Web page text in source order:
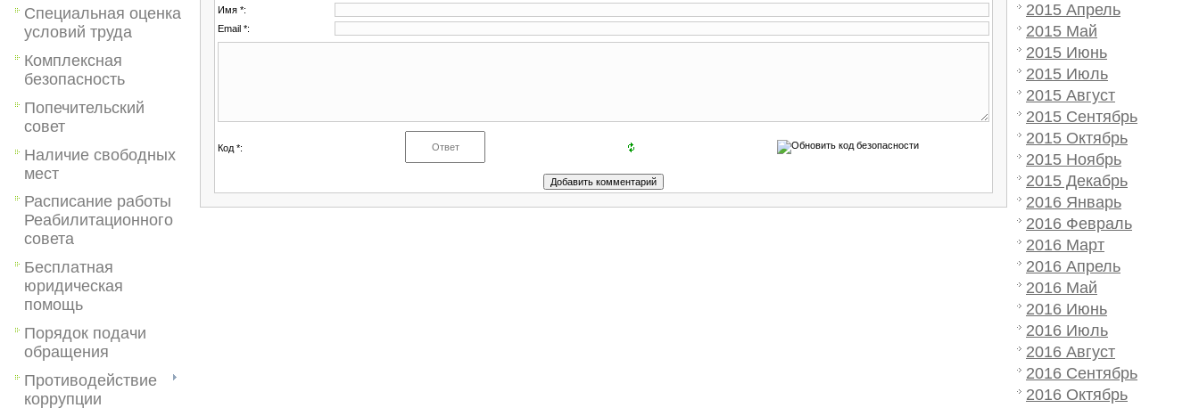
Специальная оценка
условий труда
Комплексная
безопасность
Попечительский
совет
Наличие свободных
мест
Расписание работы
Реабилитационного
совета
Бесплатная
юридическая
помощь
Порядок подачи
обращения
Противодействие
коррупции
Имя *:
Email *:
Код *:
2015 Апрель
2015 Май
2015 Июнь
2015 Июль
2015 Август
2015 Сентябрь
2015 Октябрь
2015 Ноябрь
2015 Декабрь
2016 Январь
2016 Февраль
2016 Март
2016 Апрель
2016 Май
2016 Июнь
2016 Июль
2016 Август
2016 Сентябрь
2016 Октябрь